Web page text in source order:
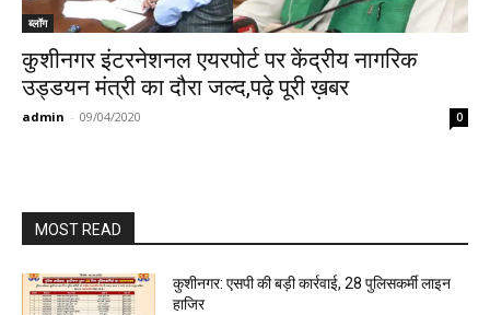
ब्लॉग
कुशीनगर इंटरनेशनल एयरपोर्ट पर केंद्रीय नागरिक
उड्डयन मंत्री का दौरा जल्द,पढ़े पूरी ख़बर
admin - 09/04/2020 0
MOST READ
कुशीनगर: एसपी की बड़ी कार्रवाई, 28 पुलिसकर्मी लाइन
हाजिर